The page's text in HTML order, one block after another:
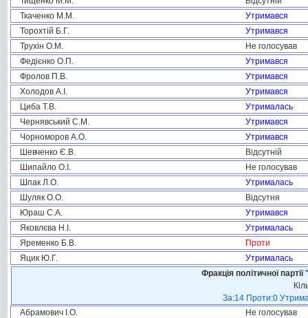
Ткаченко М.М.
Утримався
Торохтій Б.Г.
Утримався
Трухін О.М.
Не голосував
Федієнко О.П.
Утримався
Фролов П.В.
Утримався
Холодов А.І.
Утримався
Циба Т.В.
Утрималась
Чернявський С.М.
Утримався
Чорноморов А.О.
Утримався
Шевченко Є.В.
Відсутній
Шипайло О.І.
Не голосував
Шпак Л.О.
Утрималась
Шуляк О.О.
Відсутня
Юраш С.А.
Утримався
Яковлєва Н.І.
Утрималась
Яременко Б.В.
Проти
Яцик Ю.Г.
Утрималась
Фракція політичної
За:14 Проти:0
Абрамович І.О.
Не голосував